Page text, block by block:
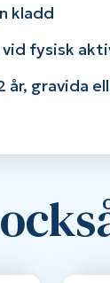
kladd
fysisk
år, gravida